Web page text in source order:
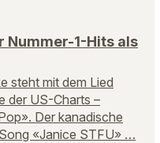
Nummer-1-Hits als
steht mit dem Lied
der US-Charts –
Der kanadische
«Janice STFU» …